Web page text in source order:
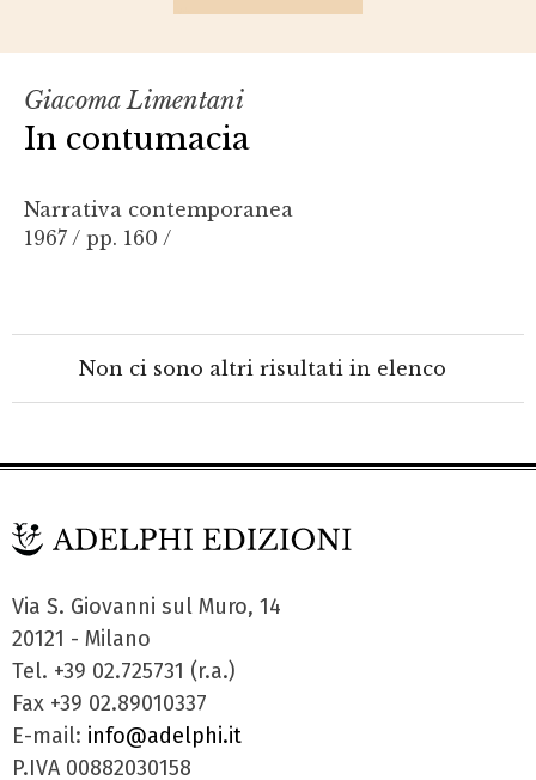
Giacoma Limentani
In contumacia
Narrativa contemporanea
1967 / pp. 160 /
Non ci sono altri risultati in elenco
Via S. Giovanni sul Muro, 14
20121 - Milano
Tel. +39 02.725731 (r.a.)
Fax +39 02.89010337
E-mail: info@adelphi.it
P.IVA 00882030158